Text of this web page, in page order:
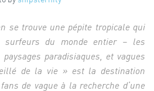
se trouve une pépite tropicale qui
surfeurs du monde entier – les
paradisiaques, et vagues
de la vie » est la destination
de vague à la recherche d’une